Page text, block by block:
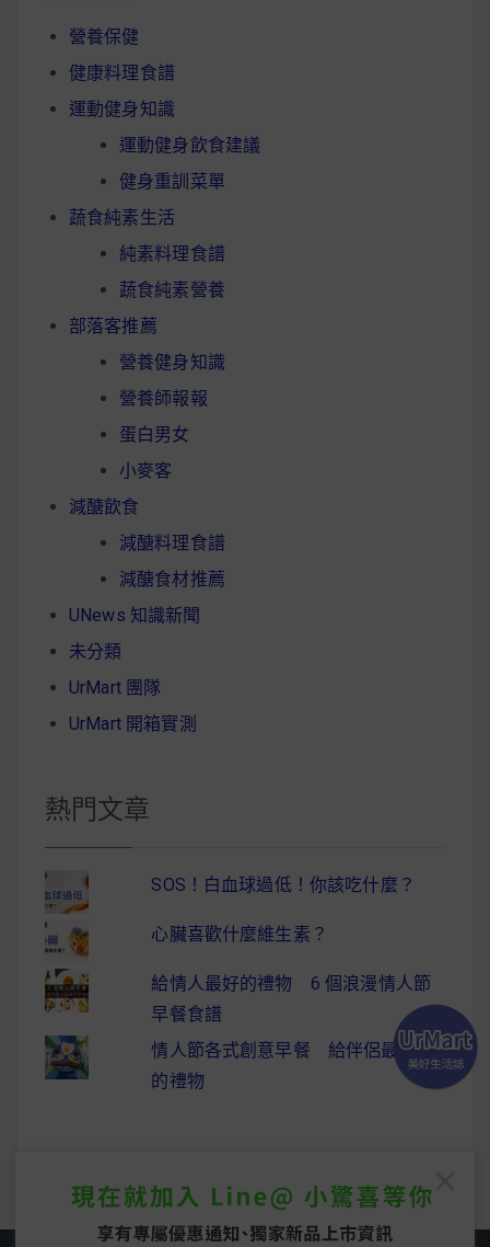
營養保健
健康料理食譜
運動健身知識
運動健身飲食建議
健身重訓菜單
蔬食純素生活
純素料理食譜
蔬食純素營養
部落客推薦
營養健身知識
營養師報報
蛋白男女
小麥客
減醣飲食
減醣料理食譜
減醣食材推薦
UNews 知識新聞
未分類
UrMart 團隊
UrMart 開箱實測
熱門文章
SOS！白血球過低！你該吃什麼？
心臟喜歡什麼維生素？
給情人最好的禮物 6 個浪漫情人節
早餐食譜
情人節各式創意早餐 給伴侶最驚喜
的禮物